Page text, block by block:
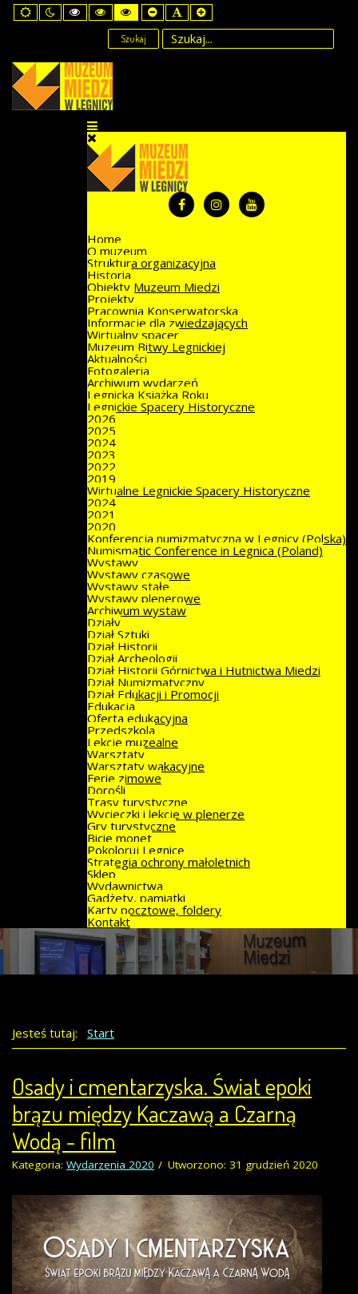
Default
mode
Night
mode
High
Contrast
mode
High
Contrast
Black
Yellow
mode
High
Contrast
Yellow
Black
mode
Set
Smaller
Font
Set
Default
Font
Set
Larger
Font
Szukaj
Home
O muzeum
Struktura organizacyjna
Historia
Obiekty Muzeum Miedzi
Projekty
Pracownia Konserwatorska
Informacje dla zwiedzających
Wirtualny spacer
Muzeum Bitwy Legnickiej
Aktualności
Fotogaleria
Archiwum wydarzeń
Legnicka Książka Roku
Legnickie Spacery Historyczne
2026
2025
2024
2023
2022
2019
Wirtualne Legnickie Spacery Historyczne
2024
2021
2020
Konferencja numizmatyczna w Legnicy (Polska)
Numismatic Conference in Legnica (Poland)
Wystawy
Wystawy czasowe
Wystawy stałe
Wystawy plenerowe
Archiwum wystaw
Działy
Dział Sztuki
Dział Historii
Dział Archeologii
Dział Historii Górnictwa i Hutnictwa Miedzi
Dział Numizmatyczny
Dział Edukacji i Promocji
Edukacja
Oferta edukacyjna
Przedszkola
Lekcje muzealne
Warsztaty
Warsztaty wakacyjne
Ferie zimowe
Dorośli
Trasy turystyczne
Wycieczki i lekcje w plenerze
Gry turystyczne
Bicie monet
Pokoloruj Legnicę
Strategia ochrony małoletnich
Sklep
Wydawnictwa
Gadżety, pamiątki
Karty pocztowe, foldery
Kontakt
Jesteś tutaj: Start
Osady i cmentarzyska. Świat epoki
brązu między Kaczawą a Czarną
Wodą - film
Kategoria: Wydarzenia 2020 Utworzono: 31 grudzień 2020